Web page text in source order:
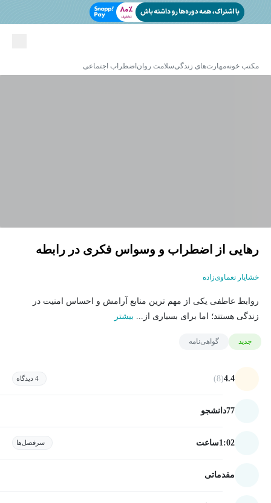
مکتب خونهمهارت‌های زندگیسلامت روان اضطراب اجتماعی
رهایی از اضطراب و وسواس فکری در رابطه
خشایار نعماوی‌زاده
روابط عاطفی یکی از مهم ترین منابع آرامش و احساس امنیت در
زندگی هستند؛ اما برای بسیاری از... بیشتر
جدید گواهی‌نامه
4.4
(8) 4 دیدگاه
77دانشجو
1:02ساعت سرفصل‌ها
مقدماتی